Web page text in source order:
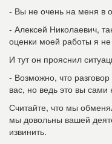
- Вы не очень на меня в
- Алексей Николаевич,
оценки моей работы я
И тут он прояснил
- Возможно, что
вас, но ведь это вы сами
Считайте, что мы
мы довольны вашей
извинить.